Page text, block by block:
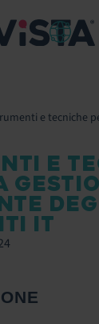
e tecniche
E
IT